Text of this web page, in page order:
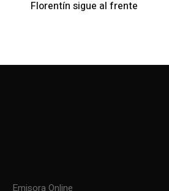
Florentín sigue al frente
Emisora Online